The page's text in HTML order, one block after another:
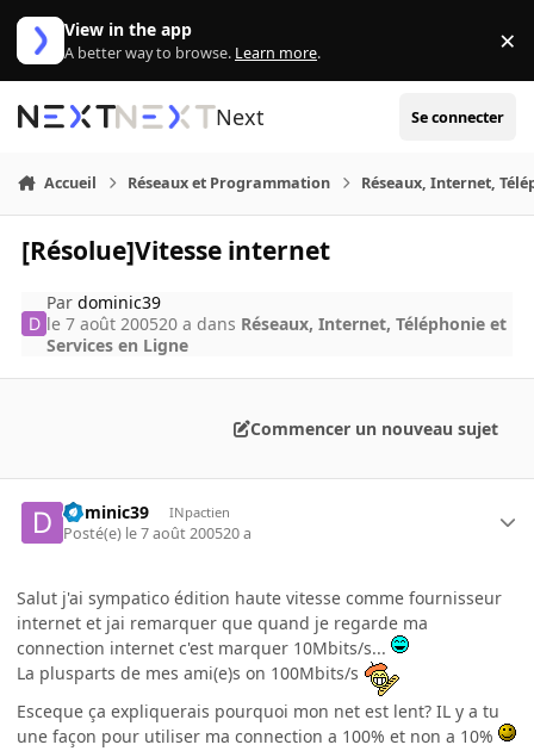
Aller au contenu
View in the app
A better way to browse. Learn more. ×
Next Se connecter
Accueil Réseaux et Programmation Réseaux, Internet,
[Résolue]Vitesse internet
Pardominic39
le 7 août 200520 a dans Réseaux, Internet, Téléphonie et
Services en Ligne
Commencer un nouveau sujet
dominic39 INpactien
Posté(e) le 7 août 200520 a
Salut j'ai sympatico édition haute vitesse comme fournisseur
internet et jai remarquer que quand je regarde ma
connection internet c'est marquer 10Mbits/s...
La plusparts de mes ami(e)s on 100Mbits/s
Esceque ça expliquerais pourquoi mon net est lent? IL y a tu
une façon pour utiliser ma connection a 100% et non a 10%